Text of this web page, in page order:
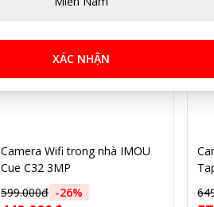
Camera Wifi trong nhà IMOU
Cue C32 3MP
599.000đ -26%
XÁC NHẬN